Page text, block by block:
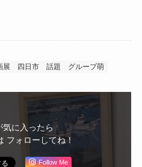
展 四日市 話題 グループ萌
気に入ったら
フォローしてね！
Follow Me